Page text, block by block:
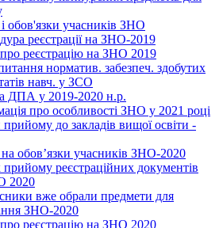
обов'язки учасників ЗНО
реєстрації на ЗНО-2019
реєстрацію на ЗНО 2019
норматив. забезпеч. здобутих
навч. у ЗСО
ДПА у 2019-2020 н.р.
про особливості ЗНО у 2021 році
до закладів вищої освіти -
обов’язки учасників ЗНО-2020
прийому реєстраційних документів
2020
вже обрали предмети для
ЗНО-2020
реєстрацію на ЗНО 2020